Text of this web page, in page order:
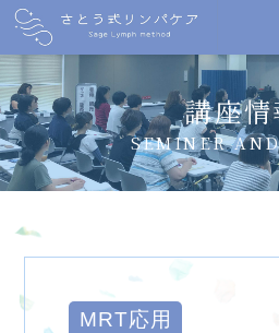
講座
SEMINER
MRT応用